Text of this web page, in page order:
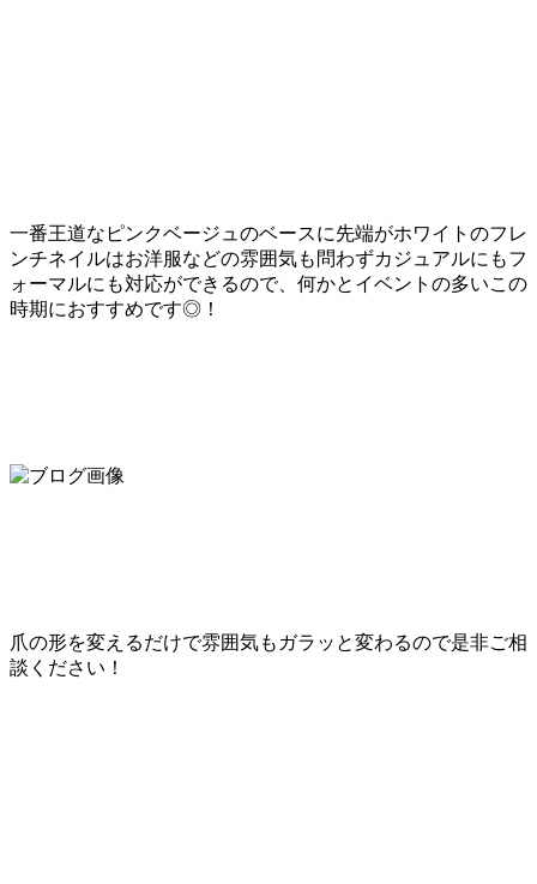
一番王道なピンクベージュのベースに先端がホワイトのフレ
ンチネイルはお洋服などの雰囲気も問わずカジュアルにもフ
ォーマルにも対応ができるので、何かとイベントの多いこの
時期におすすめです◎！
爪の形を変えるだけで雰囲気もガラッと変わるので是非ご相
談ください！